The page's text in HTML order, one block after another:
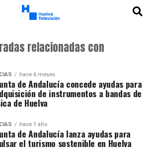
relacionadas con
hace 6 meses
de Andalucía concede ayudas para
de instrumentos a bandas de
de Huelva
hace 1 año
de Andalucía lanza ayudas para
el turismo sostenible en Huelva